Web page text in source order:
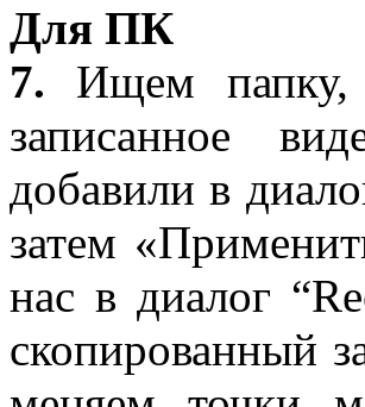
Для ПК
7. Ищем папку,
записанное
добавили в
затем
нас в диалог “
скопированный